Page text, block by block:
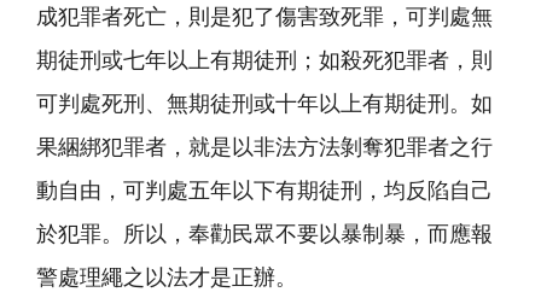
成犯罪者死亡，則是犯了傷害致死罪，可判處無
期徒刑或七年以上有期徒刑；如殺死犯罪者，則
可判處死刑、無期徒刑或十年以上有期徒刑。如
果綑綁犯罪者，就是以非法方法剝奪犯罪者之行
動自由，可判處五年以下有期徒刑，均反陷自己
於犯罪。所以，奉勸民眾不要以暴制暴，而應報
警處理繩之以法才是正辦。